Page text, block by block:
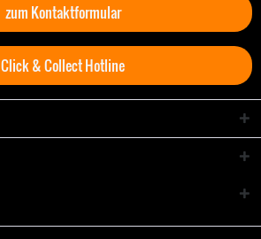
zum Kontaktformular
Click & Collect Hotline